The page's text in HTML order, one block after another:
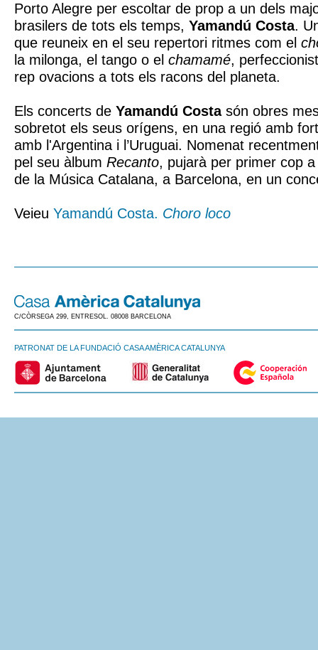
Porto Alegre per escoltar de prop a un dels
brasilers de tots els temps, Yamandú Costa.
que reuneix en el seu repertori ritmes com el
la milonga, el tango o el chamamé,
rep ovacions a tots els racons del planeta.
Els concerts de Yamandú Costasón obres
sobretot els seus orígens, en una regió amb
amb l'Argentina i l’Uruguai. Nomenat
pel seu àlbum Recanto, pujarà per primer cop
de la Música Catalana, a Barcelona, en un
Veieu Yamandú Costa. Choro loco
C/CÒRSEGA 299, ENTRESOL. 08008 BARCELONA
PATRONAT DE LA FUNDACIÓ CASA AMÈRICA CATALUNYA